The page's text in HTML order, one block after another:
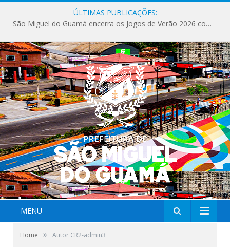
ÚLTIMAS PUBLICAÇÕES:
São Miguel do Guamá encerra os Jogos de Verão 2026 com sucesso de público e competições.
MENU
Home » Autor CR2-admin3